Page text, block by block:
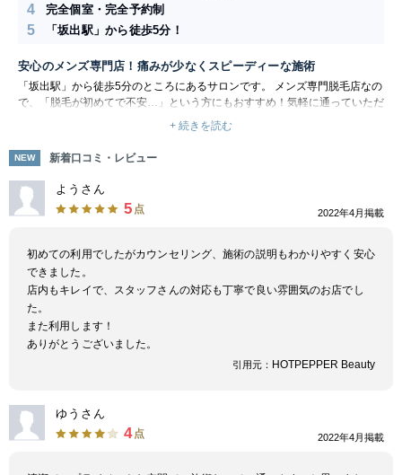
4 完全個室・完全予約制
5 「坂出駅」から徒歩5分！
安心のメンズ専門店！痛みが少なくスピーディーな施術
「坂出駅」から徒歩5分のところにあるサロンです。 メンズ専門脱毛店なの
で、「脱毛が初めてで不安…」という方にもおすすめ！気軽に通っていただ
けます。 脱毛には国産の最新マシンを導入！痛みが少なくスピーディーな
ので、ちょっとした空き時間のご利用もおすすめです。 青髭もキレイにケ
ア＆清潔感UPで好印象になりましょう。 脱毛以外にも、フェイシャルも痩
身メニューも豊富に揃っています。 全身のケアができるトータルサロンと
して、ぜひご活用ください。誰にも言えないお悩みもお気軽に！
+ 続きを読む
NEW 新着口コミ・レビュー
ようさん
5 点 2022年4月掲載
初めての利用でしたがカウンセリング、施術の説明もわかりやすく安心
できました。
店内もキレイで、スタッフさんの対応も丁寧で良い雰囲気のお店でし
た。
また利用します！
ありがとうございました。
引用元： HOTPEPPER Beauty
ゆうさん
4 点 2022年4月掲載